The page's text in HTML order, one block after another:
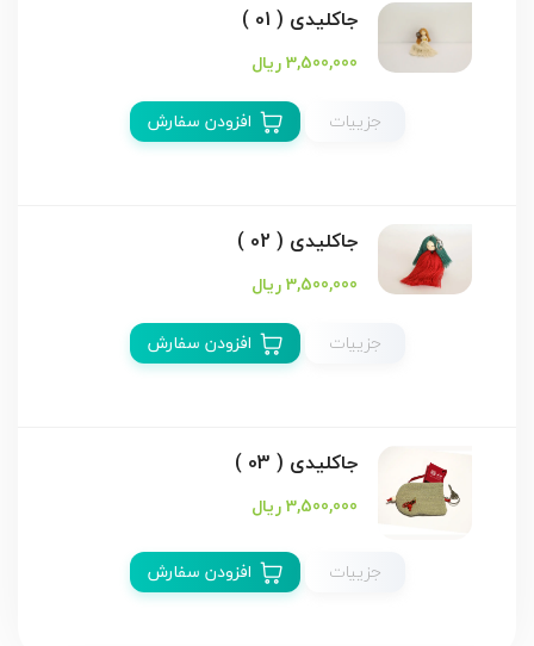
جاکلیدی ( 01 )
3,500,000 ریال
جزییات
افزودن سفارش
جاکلیدی ( 02 )
3,500,000 ریال
جزییات
افزودن سفارش
جاکلیدی ( 03 )
3,500,000 ریال
جزییات افزودن سفارش